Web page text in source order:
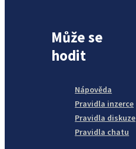
Může se
hodit
Nápověda
Pravidla inzerce
Pravidla diskuze
Pravidla chatu